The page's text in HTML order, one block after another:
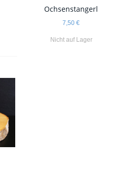
Ochsenstangerl
7,50 €
Nicht auf Lager